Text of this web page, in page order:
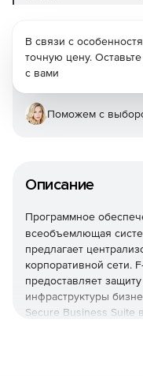
Описание
Программное
всеобъемлющая
предлагает
корпоративной сети.
предоставляет
инфраструктуры
Secure Business Suite
В связи с
точную цену.
с вами
Поможем с